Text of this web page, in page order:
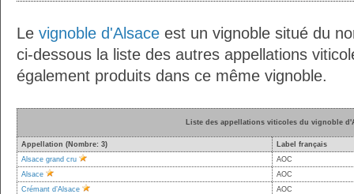
Le vignoble d'Alsace est un vignoble situé du
ci-dessous la liste des autres appellations
également produits dans ce même vignoble.
Liste des appellations viticoles du vignoble
Appellation (Nombre: 3)
Label français
Alsace grand cru
AOC
Alsace
AOC
Crémant d’Alsace
AOC